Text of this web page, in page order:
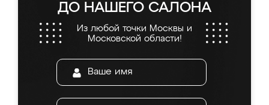
ДО НАШЕГО САЛОНА
Из любой точки Москвы и
Московской области!